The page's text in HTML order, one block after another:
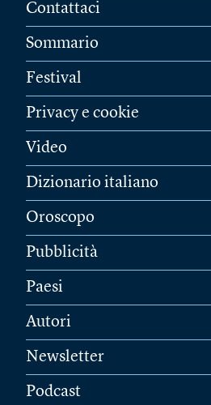
Contattaci
Sommario
Festival
Privacy e cookie
Video
Dizionario italiano
Oroscopo
Pubblicità
Paesi
Autori
Newsletter
Podcast